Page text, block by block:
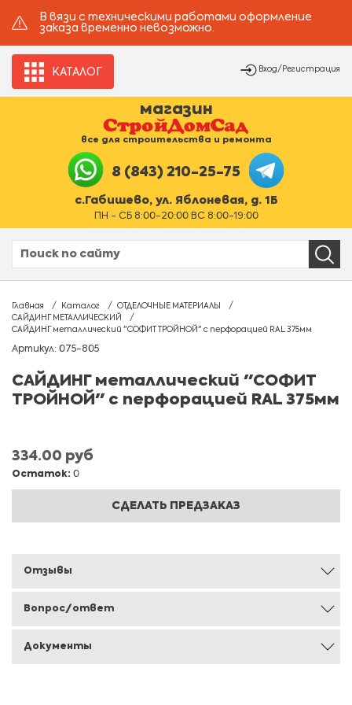
В вязи с техническими работами оформление
заказа временно невозможно.
КАТАЛОГ Вход/Регистрация
магазин
все для строительства и ремонта
8 (843) 210-25-75
с.Габишево, ул. Яблоневая, д. 1Б
ПН - СБ 8:00-20:00 ВС 8:00-19:00
Главная Каталог
ОТДЕЛОЧНЫЕ МАТЕРИАЛЫ
САЙДИНГ МЕТАЛЛИЧЕСКИЙ
САЙДИНГ металлический "СОФИТ ТРОЙНОЙ" с перфорацией RAL 375мм
Артикул: 075-805
САЙДИНГ металлический "СОФИТ
ТРОЙНОЙ" с перфорацией RAL 375мм
334.00 руб
Остаток: 0
СДЕЛАТЬ ПРЕДЗАКАЗ
Отзывы
Вопрос/ответ
Документы